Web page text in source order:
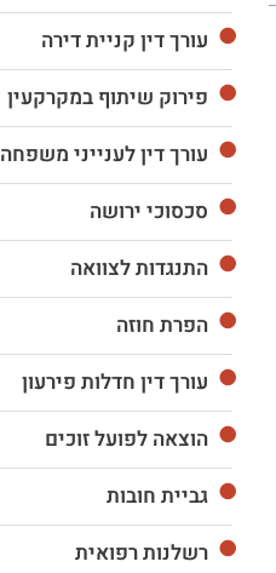
עורך דין קניית דירה
פירוק שיתוף במקרקעין
עורך דין לענייני משפחה
סכסוכי ירושה
התנגדות לצוואה
הפרת חוזה
עורך דין חדלות פירעון
הוצאה לפועל זוכים
גביית חובות
רשלנות רפואית